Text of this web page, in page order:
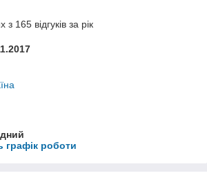
165 відгуків за рік
графік роботи